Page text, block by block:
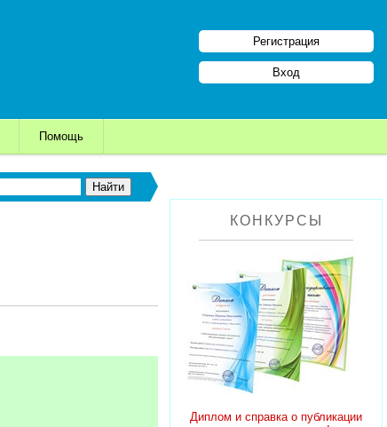
Регистрация
Вход
Помощь
КОНКУРСЫ
Диплом и справка о публикации